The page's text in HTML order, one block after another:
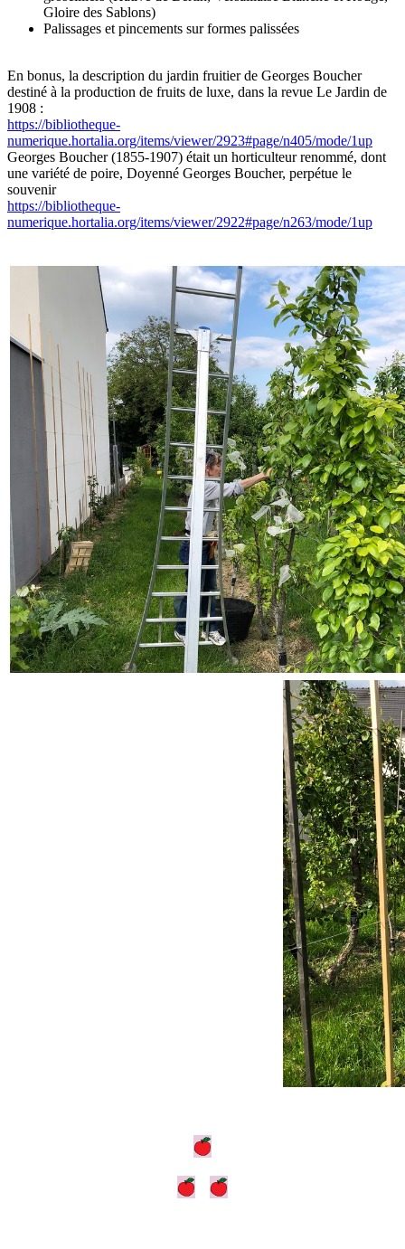
Gloire des Sablons)
Palissages et pincements sur formes palissées
En bonus, la description du jardin fruitier de Georges Boucher
destiné à la production de fruits de luxe, dans la revue Le Jardin de
1908 :
https://bibliotheque-
numerique.hortalia.org/items/viewer/2923#page/n405/mode/1up
Georges Boucher (1855-1907) était un horticulteur renommé, dont
une variété de poire, Doyenné Georges Boucher, perpétue le
souvenir
https://bibliotheque-
numerique.hortalia.org/items/viewer/2922#page/n263/mode/1up